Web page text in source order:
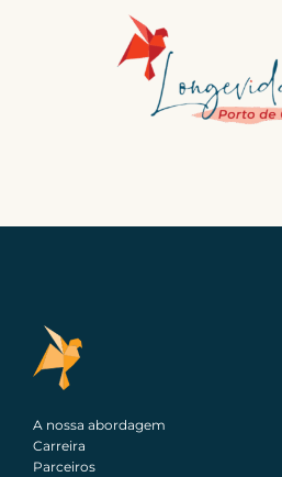
A nossa abordagem
Carreira
Parceiros